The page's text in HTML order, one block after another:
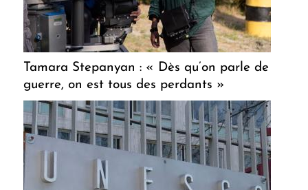
Tamara Stepanyan : « Dès qu’on parle de
guerre, on est tous des perdants »